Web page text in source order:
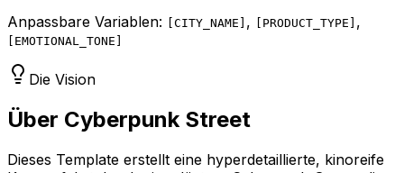
Anpassbare Variablen:
CITY_NAME , PRODUCT_TYPE ,
EMOTIONAL_TONE
Die Vision
Über Cyberpunk Street
Dieses Template erstellt eine hyperdetaillierte, kinoreife